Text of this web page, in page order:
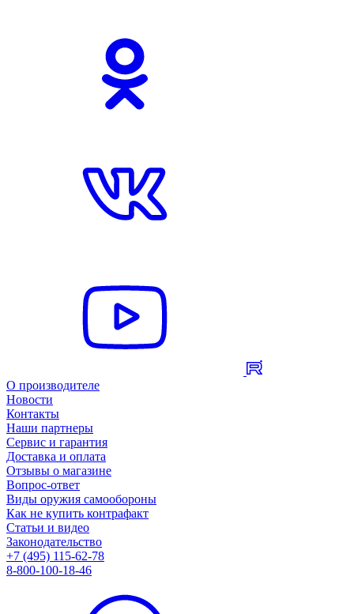
О производителе
Новости
Контакты
Наши партнеры
Сервис и гарантия
Доставка и оплата
Отзывы о магазине
Вопрос-ответ
Виды оружия самообороны
Как не купить контрафакт
Статьи и видео
Законодательство
+7 (495) 115-62-78
8-800-100-18-46